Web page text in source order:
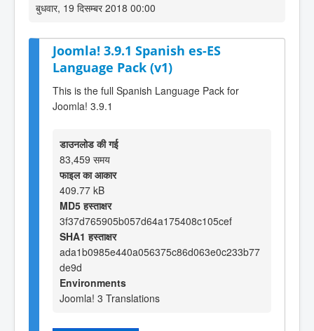
बुधवार, 19 दिसम्बर 2018 00:00
Joomla! 3.9.1 Spanish es-ES
Language Pack (v1)
This is the full Spanish Language Pack for
Joomla! 3.9.1
डाउनलोड की गई
83,459 समय
फाइल का आकार
409.77 kB
MD5 हस्ताक्षर
3f37d765905b057d64a175408c105cef
SHA1 हस्ताक्षर
ada1b0985e440a056375c86d063e0c233b77
de9d
Environments
Joomla! 3 Translations